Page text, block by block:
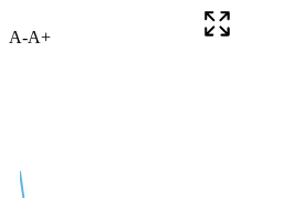
A-A+